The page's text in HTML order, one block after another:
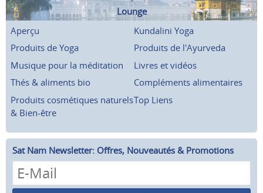
Lounge
Aperçu
Kundalini Yoga
Produits de Yoga
Produits de l'Ayurveda
Musique pour la méditation
Livres et vidéos
Thés & aliments bio
Compléments alimentaires
Produits cosmétiques naturels
& Bien-être
Top Liens
Sat Nam Newsletter: Offres, Nouveautés & Promotions